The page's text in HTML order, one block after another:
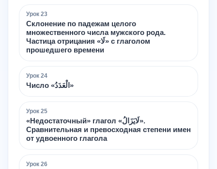
Урок 23
Склонение по падежам целого
множественного числа мужского рода.
Частица отрицания «لَا» с глаголом
прошедшего времени
Урок 24
Число «الْعَدَدُ»
Урок 25
«Недостаточный» глагол «لَايَزَالُ».
Сравнительная и превосходная степени имен
от удвоенного глагола
Урок 26